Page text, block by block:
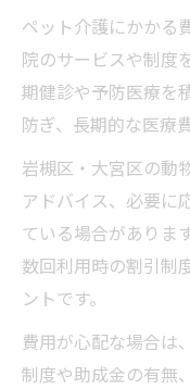
ペット介護にかかる
院のサービスや制度
期健診や予防医療を
防ぎ、長期的な医療
岩槻区・大宮区の動
アドバイス、必要に
ている場合がありま
数回利用時の割引制
ントです。
費用が心配な場合は
制度や助成金の有無